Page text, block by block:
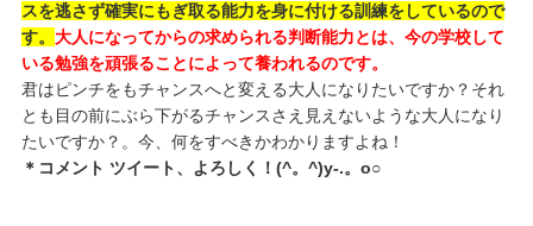
スを逃さず確実にもぎ取る能力を身に付ける訓練をしているので
す。 大人になってからの求められる判断能力とは、今の学校して
いる勉強を頑張ることによって養われるのです。
君はピンチをもチャンスへと変える大人になりたいですか？それ
とも目の前にぶら下がるチャンスさえ見えないような大人になり
たいですか？。今、何をすべきかわかりますよね！
＊コメント ツイート、よろしく！(^。^)y-.。o○